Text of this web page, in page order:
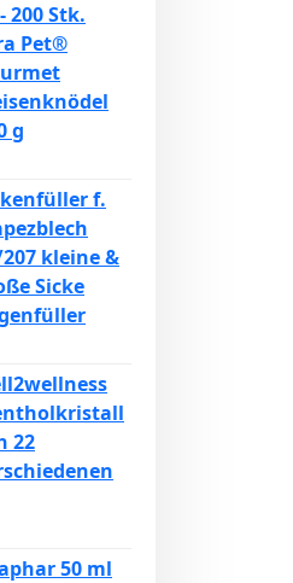
200 Stk.
Pet®
g
f.
kleine &
Sicke
22
50 ml